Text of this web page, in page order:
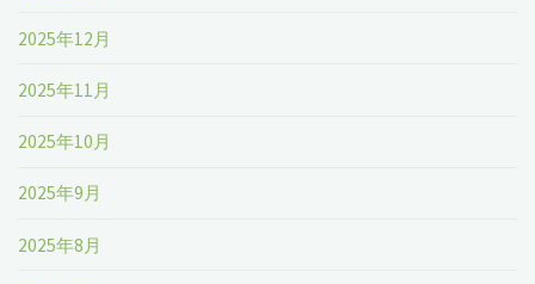
2025年12月
2025年11月
2025年10月
2025年9月
2025年8月